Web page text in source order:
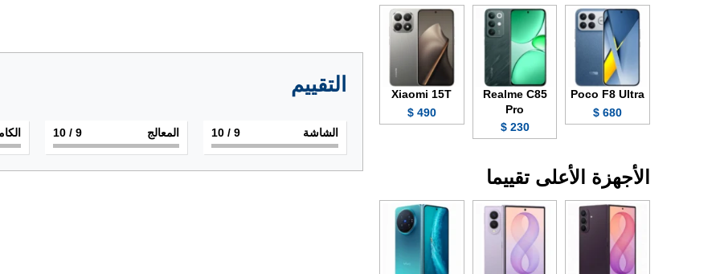
التقييم
الشاشة 9
/ 10 المعالج 9
/ 10
Poco F8 Ultra
680 $
Realme C85
Pro
230 $
Xiaomi 15T
490 $
الأجهزة الأعلى تقييما